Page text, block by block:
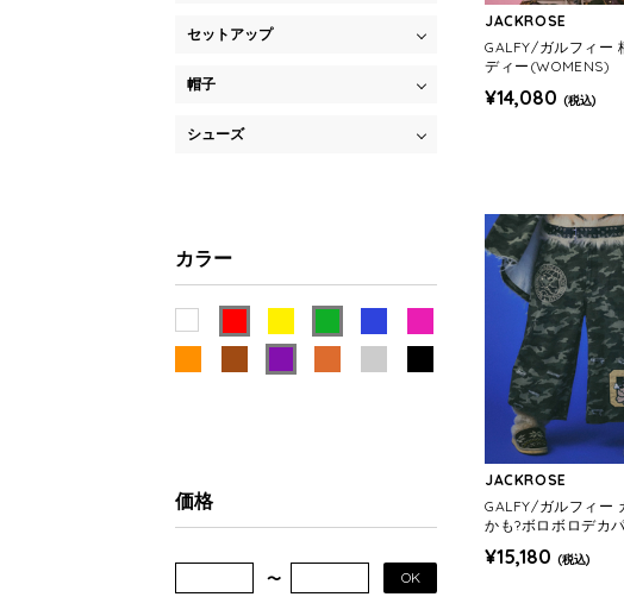
JACKROSE
GALFY/ガルフィー
ディー(WOMENS)
¥14,080 (税込)
JACKROSE
GALFY/ガルフィー
かも?ボロボロデカ
¥15,180 (税込)
セットアップ
帽子
シューズ
カラー
価格
OK